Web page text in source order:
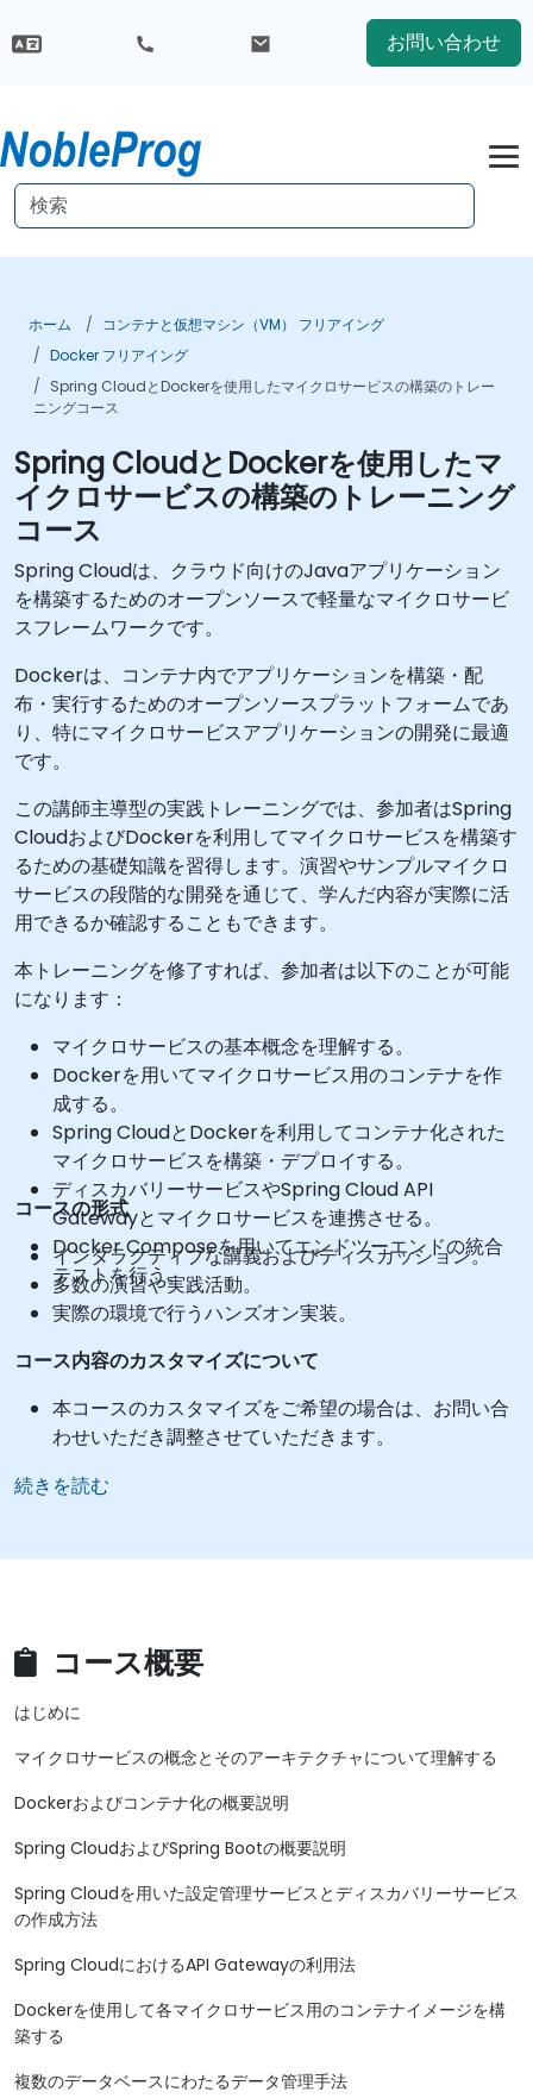
お問い合わせ
ホーム
コンテナと仮想マシン（VM） フリアイング
Docker フリアイング
Spring CloudとDockerを使用したマイクロサービスの構築のトレー
ニングコース
Spring CloudとDockerを使用したマ
イクロサービスの構築のトレーニング
コース
Spring Cloudは、クラウド向けのJavaアプリケーション
を構築するためのオープンソースで軽量なマイクロサービ
スフレームワークです。
Dockerは、コンテナ内でアプリケーションを構築・配
布・実行するためのオープンソースプラットフォームであ
り、特にマイクロサービスアプリケーションの開発に最適
です。
この講師主導型の実践トレーニングでは、参加者はSpring
CloudおよびDockerを利用してマイクロサービスを構築す
るための基礎知識を習得します。演習やサンプルマイクロ
サービスの段階的な開発を通じて、学んだ内容が実際に活
用できるか確認することもできます。
本トレーニングを修了すれば、参加者は以下のことが可能
になります：
マイクロサービスの基本概念を理解する。
Dockerを用いてマイクロサービス用のコンテナを作
成する。
Spring CloudとDockerを利用してコンテナ化された
マイクロサービスを構築・デプロイする。
ディスカバリーサービスやSpring Cloud API
Gatewayとマイクロサービスを連携させる。
Docker Composeを用いてエンドツーエンドの統合
テストを行う。
コースの形式
インタラクティブな講義およびディスカッション。
多数の演習や実践活動。
実際の環境で行うハンズオン実装。
コース内容のカスタマイズについて
本コースのカスタマイズをご希望の場合は、お問い合
わせいただき調整させていただきます。
続きを読む
コース概要
はじめに
マイクロサービスの概念とそのアーキテクチャについて理解する
Dockerおよびコンテナ化の概要説明
Spring CloudおよびSpring Bootの概要説明
Spring Cloudを用いた設定管理サービスとディスカバリーサービス
の作成方法
Spring CloudにおけるAPI Gatewayの利用法
Dockerを使用して各マイクロサービス用のコンテナイメージを構
築する
複数のデータベースにわたるデータ管理手法